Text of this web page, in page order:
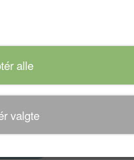
Methling, der også har
Sven Methling, der
Varen er på lager...
alle
valgte